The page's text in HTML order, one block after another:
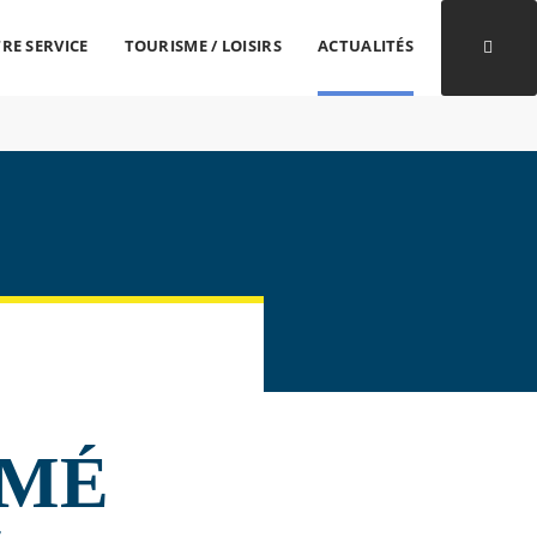
SERVICE TOURISME / LOISIRS ACTUALITÉS